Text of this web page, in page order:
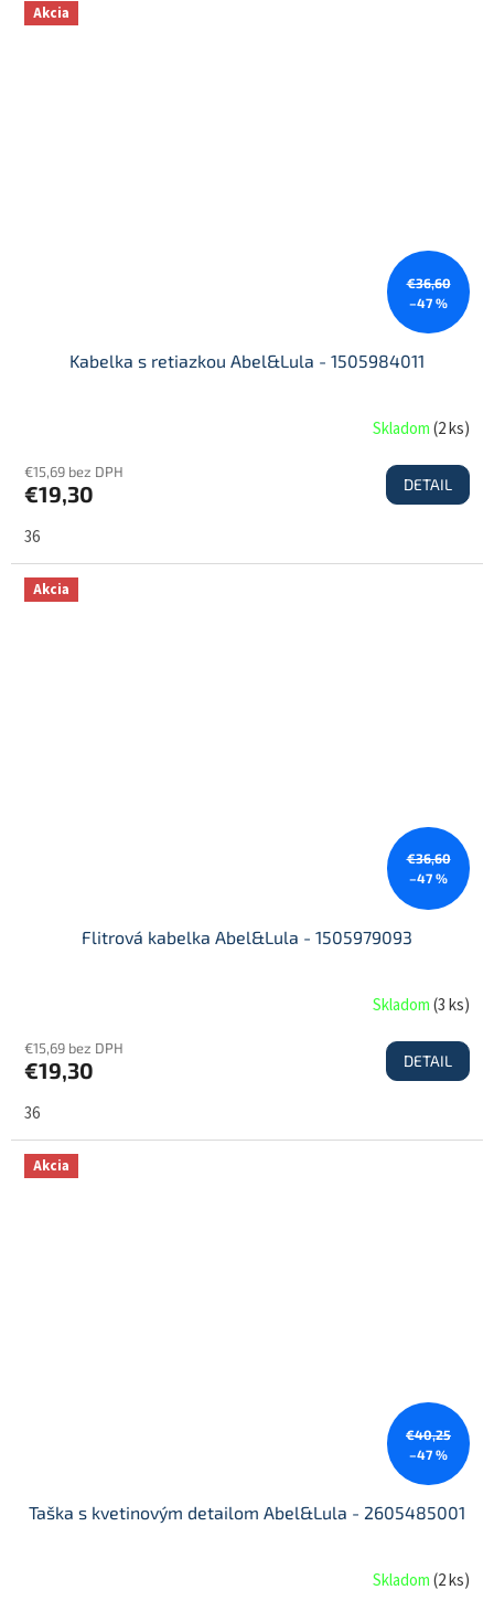
Akcia
€36,60
–47 %
Kabelka s retiazkou Abel&Lula - 1505984011
Skladom(2 ks)
€15,69 bez DPH
€19,30 DETAIL
36
Akcia
€36,60
–47 %
Flitrová kabelka Abel&Lula - 1505979093
Skladom(3 ks)
€15,69 bez DPH
€19,30 DETAIL
36
Akcia
€40,25
–47 %
Taška s kvetinovým detailom Abel&Lula - 2605485001
Skladom(2 ks)